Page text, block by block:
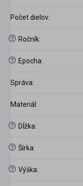
Počet dielov:
? Ročník:
? Epocha:
Správa:
Materiál:
? Dĺžka:
? Šírka:
? Výška: